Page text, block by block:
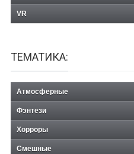
VR
ТЕМАТИКА:
Атмосферные
Фэнтези
Хорроры
Смешные